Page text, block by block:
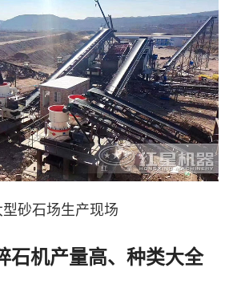
型砂石场生产现场
石机产量高、种类大全